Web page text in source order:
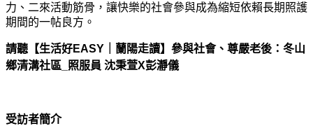
力、二來活動筋骨，讓快樂的社會參與成為縮短依賴長期照護
期間的一帖良方。
請聽【生活好EASY｜蘭陽走讀】 參與社會、尊嚴老後：冬山
鄉清溝社區_照服員 沈秉萱X彭瀞儀
受訪者簡介